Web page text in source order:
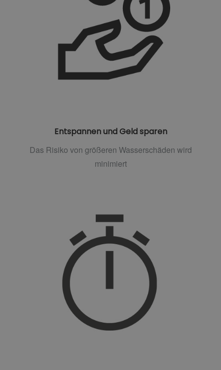
Entspannen und Geld sparen
Das Risiko von größeren Wasserschäden wird
minimiert